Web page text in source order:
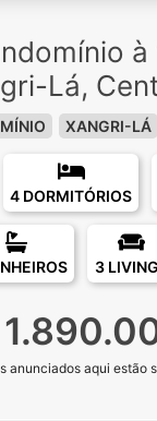
à
Lá,
XANGRI-LÁ
4 DORMITÓRIOS
3
anunciados aqui estão